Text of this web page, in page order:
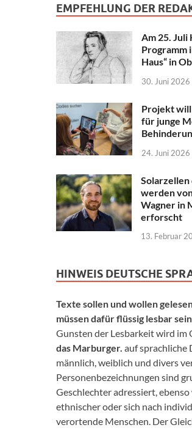
EMPFEHLUNG DER
Am 25.
Programm
Haus“ in
30. Juni 2026
Projekt will
für junge
24. Juni 2026
werden
Wagner in
erforscht
13. Februar
HINWEIS DEUTSCHE
Texte sollen und wollen
müssen dafür flüssig lesbar
Gunsten der Lesbarkeit wird im
das Marburger. auf sprachliche
männlich, weiblich und divers
Personenbezeichnungen sind
Geschlechter adressiert,
ethnischer oder sich nach
verortende Menschen. Der